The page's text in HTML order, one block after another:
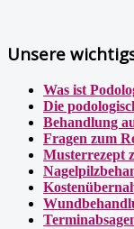
Unsere
Was ist
Die
Behandlung
Fragen zum
Musterrezept